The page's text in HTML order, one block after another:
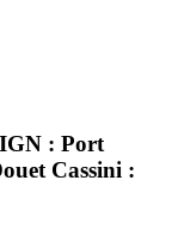
: Port
Cassini :